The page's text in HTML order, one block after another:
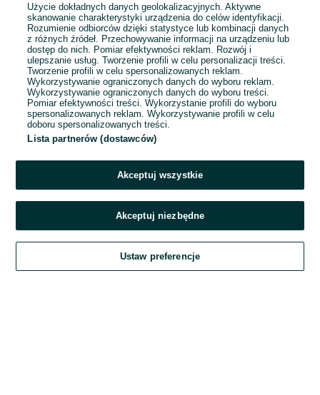
E-mail
Hasło
Zaloguj się
Kontynuując za pośrednictwem jednego z dostawców wskazanych powyżej,
OLX.pl w jego aktualnym brzmieniu.
Użycie dokładnych danych geolokalizacyjnych. Aktywne
skanowanie charakterystyki urządzenia do celów identyfikacji.
Rozumienie odbiorców dzięki statystyce lub kombinacji danych
z różnych źródeł. Przechowywanie informacji na urządzeniu lub
dostęp do nich. Pomiar efektywności reklam. Rozwój i
ulepszanie usług. Tworzenie profili w celu personalizacji treści.
Tworzenie profili w celu spersonalizowanych reklam.
Wykorzystywanie ograniczonych danych do wyboru reklam.
Wykorzystywanie ograniczonych danych do wyboru treści.
Pomiar efektywności treści. Wykorzystanie profili do wyboru
spersonalizowanych reklam. Wykorzystywanie profili w celu
doboru spersonalizowanych treści.
Lista partnerów (dostawców)
Akceptuj wszystkie
Akceptuj niezbędne
Ustaw preferencje